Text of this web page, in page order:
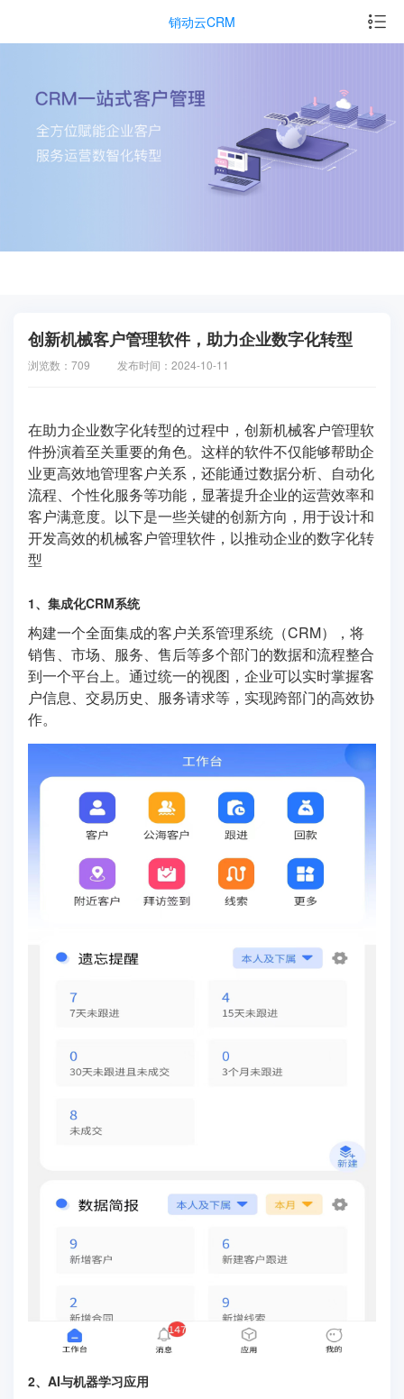
销动云CRM
创新机械客户管理软件，助力企业数字化转型
浏览数：709 发布时间：2024-10-11
在助力企业数字化转型的过程中，创新机械客户管理软
件扮演着至关重要的角色。这样的软件不仅能够帮助企
业更高效地管理客户关系，还能通过数据分析、自动化
流程、个性化服务等功能，显著提升企业的运营效率和
客户满意度。以下是一些关键的创新方向，用于设计和
开发高效的机械客户管理软件，以推动企业的数字化转
型
1、集成化CRM系统
构建一个全面集成的客户关系管理系统（CRM），将
销售、市场、服务、售后等多个部门的数据和流程整合
到一个平台上。通过统一的视图，企业可以实时掌握客
户信息、交易历史、服务请求等，实现跨部门的高效协
作。
2、AI与机器学习应用